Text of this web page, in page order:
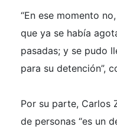
“En ese momento
que ya se había
pasadas; y se pudo
para su detención”,
Por su parte, Carlos
de personas “es un